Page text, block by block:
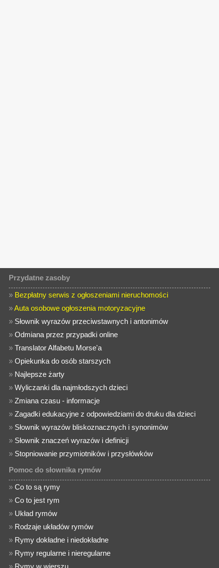
Przydatne zasoby
» Bezpłatny serwis z ogłoszeniami nieruchomości
»Auta osobowe ogłoszenia motoryzacyjne
» Słownik wyrazów przeciwstawnych i antonimów
»Odmiana przez przypadki online
»Translator Alfabetu Morse'a
»Opiekunka do osób starszych
» Najlepsze żarty
»Wyliczanki dla najmłodszych dzieci
»Zmiana czasu - informacje
»Zagadki edukacyjne z odpowiedziami do druku dla dzieci
» Słownik wyrazów bliskoznacznych i synonimów
» Słownik znaczeń wyrazów i definicji
» Stopniowanie przymiotników i przysłówków
Pomoc do słownika rymów
»Co to są rymy
»Co to jest rym
» Układ rymów
» Rodzaje układów rymów
» Rymy dokładne i niedokładne
» Rymy regularne i nieregularne
» Rymy w wierszu